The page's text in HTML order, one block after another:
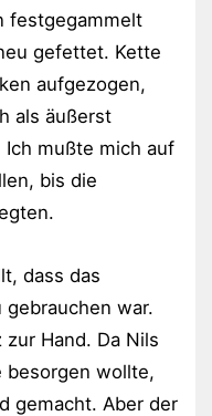
festgegammelt
gefettet. Kette
aufgezogen,
als äußerst
mußte mich auf
bis die
dass das
war.
Hand. Da Nils
besorgen wollte,
gemacht. Aber der